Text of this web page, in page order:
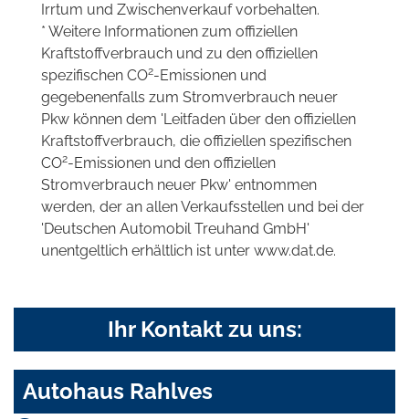
Irrtum und Zwischenverkauf vorbehalten.
* Weitere Informationen zum offiziellen
Kraftstoffverbrauch und zu den offiziellen
spezifischen CO2-Emissionen und
gegebenenfalls zum Stromverbrauch neuer
Pkw können dem 'Leitfaden über den offiziellen
Kraftstoffverbrauch, die offiziellen spezifischen
CO2-Emissionen und den offiziellen
Stromverbrauch neuer Pkw' entnommen
werden, der an allen Verkaufsstellen und bei der
'Deutschen Automobil Treuhand GmbH'
unentgeltlich erhältlich ist unter www.dat.de.
Ihr Kontakt zu uns:
Autohaus Rahlves